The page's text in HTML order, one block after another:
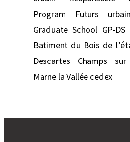
Program Futurs
Graduate School GP-
Batiment du Bois de
Descartes Champs
Marne la Vallée cedex